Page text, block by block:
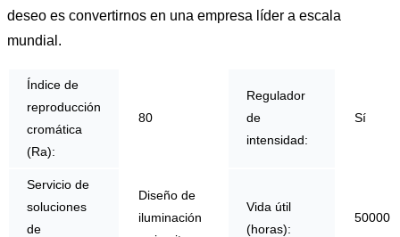
deseo es convertirnos en una empresa líder a escala
mundial.
Índice de
reproducción
cromática
(Ra):
80
Regulador
de
intensidad:
Sí
Servicio de
soluciones
de
Diseño de
iluminación
Vida útil
(horas):
50000